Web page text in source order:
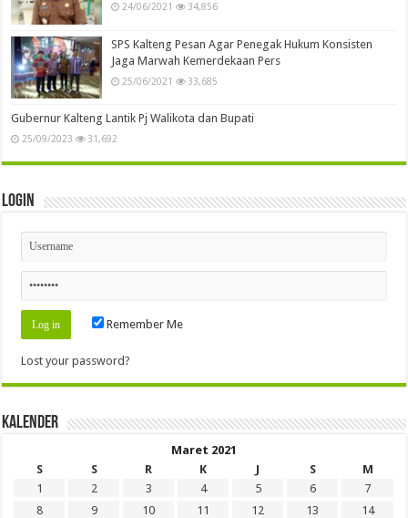
24/06/2021 34,856
SPS Kalteng Pesan Agar Penegak Hukum Konsisten
Jaga Marwah Kemerdekaan Pers
25/06/2021 33,685
Gubernur Kalteng Lantik Pj Walikota dan Bupati
25/09/2023 31,692
Login
Remember Me
Lost your password?
Kalender
Maret 2021
S
S R K J S
M
1
2 3 4 5 6
7
8
9 10 11 12 13
14